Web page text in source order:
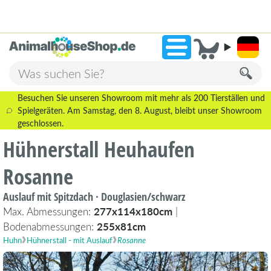
»2.238 Bewertungen!
Besuchen Sie unseren Showroom mit mehr als 200 Tierställen und
Spielgeräten. Am Samstag, den 8. August, bleibt unser Showroom
geschlossen.
Hühnerstall Heuhaufen
Rosanne
Auslauf mit Spitzdach · Douglasien/schwarz
Max. Abmessungen: 277x114x180cm |
Bodenabmessungen: 255x81cm
Huhn Hühnerstall - mit Auslauf Rosanne